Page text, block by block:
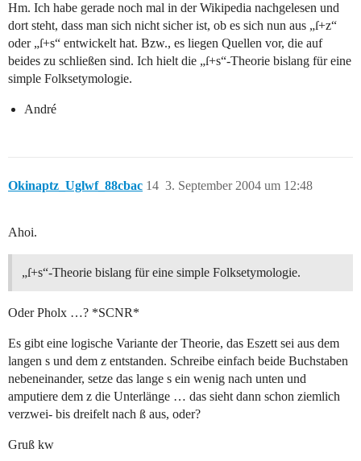
Hm. Ich habe gerade noch mal in der Wikipedia nachgelesen und
dort steht, dass man sich nicht sicher ist, ob es sich nun aus „ſ+z“
oder „ſ+s“ entwickelt hat. Bzw., es liegen Quellen vor, die auf
beides zu schließen sind. Ich hielt die „ſ+s“-Theorie bislang für eine
simple Folksetymologie.
André
Okinaptz_Uglwf_88cbac 3. September 2004 um 12:48
14
Ahoi.
„ſ+s“-Theorie bislang für eine simple Folksetymologie.
Oder Pholx …? *SCNR*
Es gibt eine logische Variante der Theorie, das Eszett sei aus dem
langen s und dem z entstanden. Schreibe einfach beide Buchstaben
nebeneinander, setze das lange s ein wenig nach unten und
amputiere dem z die Unterlänge … das sieht dann schon ziemlich
verzwei- bis dreifelt nach ß aus, oder?
Gruß kw